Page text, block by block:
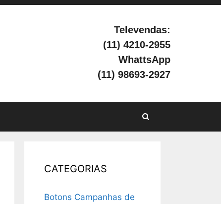
Televendas:
(11) 4210-2955
WhattsApp
(11) 98693-2927
CATEGORIAS
Botons Campanhas de